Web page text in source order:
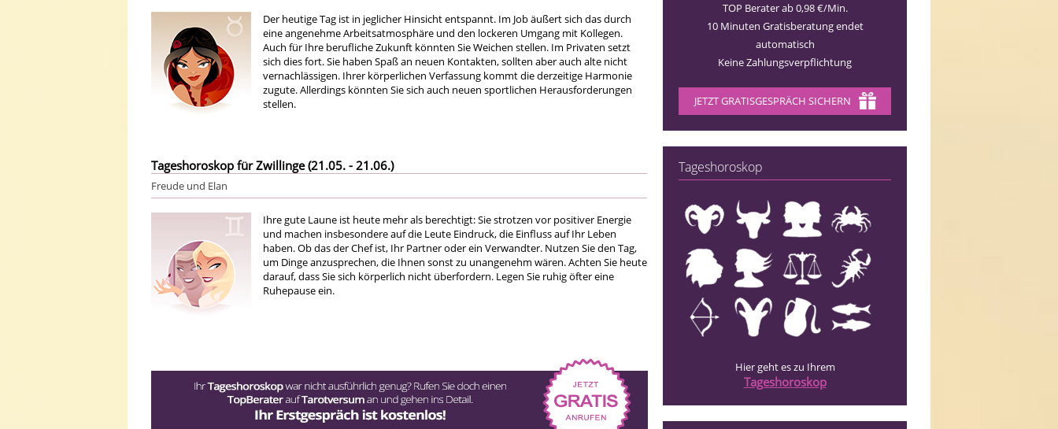
TOP Berater ab 0,98 €/Min.
10 Minuten Gratisberatung endet
automatisch
Keine Zahlungsverpflichtung
JETZT GRATISGESPRÄCH SICHERN
Tageshoroskop
Hier geht es zu Ihrem
Tageshoroskop
Der heutige Tag ist in jeglicher Hinsicht entspannt. Im Job äußert sich das durch
eine angenehme Arbeitsatmosphäre und den lockeren Umgang mit Kollegen.
Auch für Ihre berufliche Zukunft könnten Sie Weichen stellen. Im Privaten setzt
sich dies fort. Sie haben Spaß an neuen Kontakten, sollten aber auch alte nicht
vernachlässigen. Ihrer körperlichen Verfassung kommt die derzeitige Harmonie
zugute. Allerdings könnten Sie sich auch neuen sportlichen Herausforderungen
stellen.
Tageshoroskop für Zwillinge (21.05. - 21.06.)
Freude und Elan
Ihre gute Laune ist heute mehr als berechtigt: Sie strotzen vor positiver Energie
und machen insbesondere auf die Leute Eindruck, die Einfluss auf Ihr Leben
haben. Ob das der Chef ist, Ihr Partner oder ein Verwandter. Nutzen Sie den Tag,
um Dinge anzusprechen, die Ihnen sonst zu unangenehm wären. Achten Sie heute
darauf, dass Sie sich körperlich nicht überfordern. Legen Sie ruhig öfter eine
Ruhepause ein.